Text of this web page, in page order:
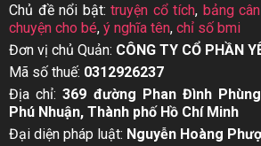
Chủ đề nổi bật:truyện cổ tích, bảng
chuyện cho bé, ý nghĩa tên, chỉ số bmi
Đơn vị chủ Quản: CÔNG TY CỔ PHẦN
Mã số thuế: 0312926237
Địa chỉ:369 đường Phan Đình
Phú Nhuận, Thành phố Hồ Chí Minh
Đại diện pháp luật: Nguyễn Hoàng